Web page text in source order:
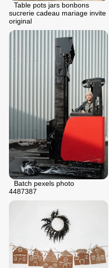
Table pots jars bonbons
sucrerie cadeau mariage invite
original
Batch pexels photo
4487387